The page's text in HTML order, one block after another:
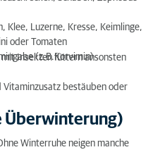
Klee, Luzerne, Kresse, Keimlinge,
oder Tomaten
(z.B.Korvimin)
mit Insekten füttern ansonsten
bestäuben oder
Überwinterung)
Winterruhe neigen manche